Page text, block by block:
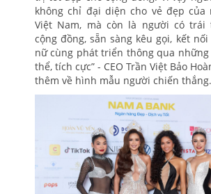
không chỉ đại diện cho vẻ đẹp
Việt Nam, mà còn là người có trái
cộng đồng, sẵn sàng kêu gọi, kết
nữ cùng phát triển thông qua
thể, tích cực” - CEO Trần Việt Bảo
thêm về hình mẫu người chiến thắng.